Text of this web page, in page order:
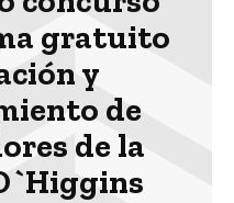
gratuito
y
de
de la